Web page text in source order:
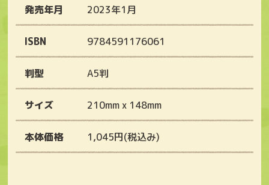
発売年月 2023年1月
ISBN 9784591176061
判型 A5判
サイズ 210mm x 148mm
本体価格 1,045円(税込み)